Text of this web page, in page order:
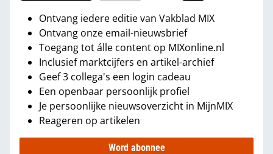
Ontvang iedere editie van Vakblad MIX
Ontvang onze email-nieuwsbrief
Toegang tot álle content op MIXonline.nl
Inclusief marktcijfers en artikel-archief
Geef 3 collega's een login cadeau
Een openbaar persoonlijk profiel
Je persoonlijke nieuwsoverzicht in MijnMIX
Reageren op artikelen
Word abonnee